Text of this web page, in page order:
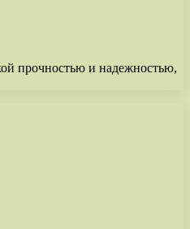
прочностью и надежностью,